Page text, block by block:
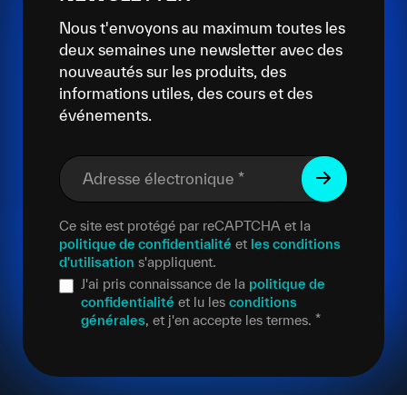
Nous t'envoyons au maximum toutes les
deux semaines une newsletter avec des
nouveautés sur les produits, des
informations utiles, des cours et des
événements.
Adresse électronique *
Ce site est protégé par reCAPTCHA et la
politique de confidentialité et les conditions
d'utilisation s'appliquent.
J'ai pris connaissance de la politique de
confidentialité et lu les conditions
générales, et j'en accepte les termes. *